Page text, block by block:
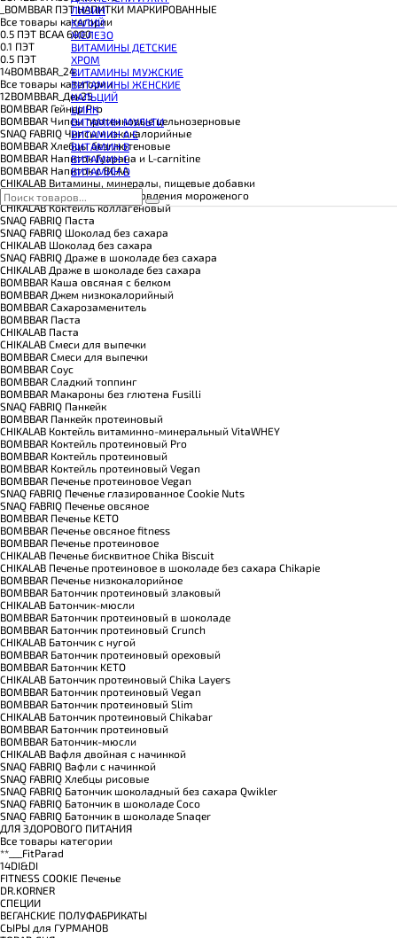
КРЕАТИН
ПОЛЕЗНЫЕ ЖИРЫ
ПРОТЕИН
ПРОТЕИНОВОЕ ПЕЧЕНЬЕ
ПРОТЕИНОВЫЕ БАТОНЧИКИ
ПРОТЕИНОВЫЕ КАШИ
ТЕСТОБУСТЕРЫ
ЦИТРУЛЛИН МАЛАТ
ПРЕДТРЕНИРОВОЧНЫЕ КОМПЛЕКСЫ
ЭНЕРГЕТИКИ И ЖИРОСЖИГАТЕЛИ#
ЛИЗИН
КАЛИЙ
ЖЕЛЕЗО
ВИТАМИНЫ ДЕТСКИЕ
ХРОМ
ВИТАМИНЫ МУЖСКИЕ
ВИТАМИНЫ ЖЕНСКИЕ
КАЛЬЦИЙ
ЦИНК
ВИТАМИН МУЛЬТИ
ВИТАМИН A E
ВИТАМИН B
ВИТАМИН C
ВИТАМИН D
_BOMBBAR ПЭТ НАПИТКИ МАРКИРОВАННЫЕ
Все товары категории
0.5 ПЭТ ВСАА 6000
0.1 ПЭТ
0.5 ПЭТ
14BOMBBAR_24
Все товары категории
12BOMBBAR_Дек25
BOMBBAR Гейнер Pro
BOMBBAR Чипсы протеиновые цельнозерновые
SNAQ FABRIQ Чипсы низкокалорийные
BOMBBAR Хлебцы безглютеновые
BOMBBAR Напиток Гуарана и L-carnitine
BOMBBAR Напиток с BCAA
CHIKALAB Витамины, минералы, пищевые добавки
BOMBBAR Смесь для приготовления мороженого
CHIKALAB Коктейль коллагеновый
SNAQ FABRIQ Паста
SNAQ FABRIQ Шоколад без сахара
CHIKALAB Шоколад без сахара
SNAQ FABRIQ Драже в шоколаде без сахара
CHIKALAB Драже в шоколаде без сахара
BOMBBAR Каша овсяная с белком
BOMBBAR Джем низкокалорийный
BOMBBAR Сахарозаменитель
BOMBBAR Паста
CHIKALAB Паста
CHIKALAB Смеси для выпечки
BOMBBAR Смеси для выпечки
BOMBBAR Соус
BOMBBAR Сладкий топпинг
BOMBBAR Макароны без глютена Fusilli
SNAQ FABRIQ Панкейк
BOMBBAR Панкейк протеиновый
CHIKALAB Коктейль витаминно-минеральный VitaWHEY
BOMBBAR Коктейль протеиновый Pro
BOMBBAR Коктейль протеиновый
BOMBBAR Коктейль протеиновый Vegan
BOMBBAR Печенье протеиновое Vegan
SNAQ FABRIQ Печенье глазированное Cookie Nuts
SNAQ FABRIQ Печенье овсяное
BOMBBAR Печенье KETO
BOMBBAR Печенье овсяное fitness
BOMBBAR Печенье протеиновое
CHIKALAB Печенье бисквитное Chika Biscuit
CHIKALAB Печенье протеиновое в шоколаде без сахара Chikapie
BOMBBAR Печенье низкокалорийное
BOMBBAR Батончик протеиновый злаковый
CHIKALAB Батончик-мюсли
BOMBBAR Батончик протеиновый в шоколаде
BOMBBAR Батончик протеиновый Crunch
CHIKALAB Батончик с нугой
BOMBBAR Батончик протеиновый ореховый
BOMBBAR Батончик KETO
CHIKALAB Батончик протеиновый Chika Layers
BOMBBAR Батончик протеиновый Vegan
BOMBBAR Батончик протеиновый Slim
CHIKALAB Батончик протеиновый Chikabar
BOMBBAR Батончик протеиновый
BOMBBAR Батончик-мюсли
CHIKALAB Вафля двойная с начинкой
SNAQ FABRIQ Вафли с начинкой
SNAQ FABRIQ Хлебцы рисовые
SNAQ FABRIQ Батончик шоколадный без сахара Qwikler
SNAQ FABRIQ Батончик в шоколаде Coco
SNAQ FABRIQ Батончик в шоколаде Snaqer
ДЛЯ ЗДОРОВОГО ПИТАНИЯ
Все товары категории
**___FitParad
14DI&DI
FITNESS COOKIE Печенье
DR.KORNER
СПЕЦИИ
ВЕГАНСКИЕ ПОЛУФАБРИКАТЫ
СЫРЫ для ГУРМАНОВ